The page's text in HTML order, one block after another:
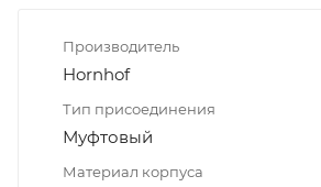
Производитель
Hornhof
Тип присоединения
Муфтовый
Материал корпуса